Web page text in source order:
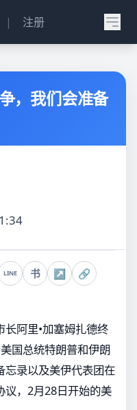
| 注册
，我们会准备
LINE 书 ↗ 🔗
阿里•加塞姆扎德终
国总统特朗普和伊朗
忘录以及美伊代表团在
议，2月28日开始的美